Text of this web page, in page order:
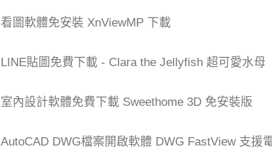
看圖軟體免安裝 XnViewMP 下載
LINE貼圖免費下載 - Clara the Jellyfish 超可愛水母
室內設計軟體免費下載 Sweethome 3D 免安裝版
AutoCAD DWG檔案開啟軟體 DWG FastView 支援